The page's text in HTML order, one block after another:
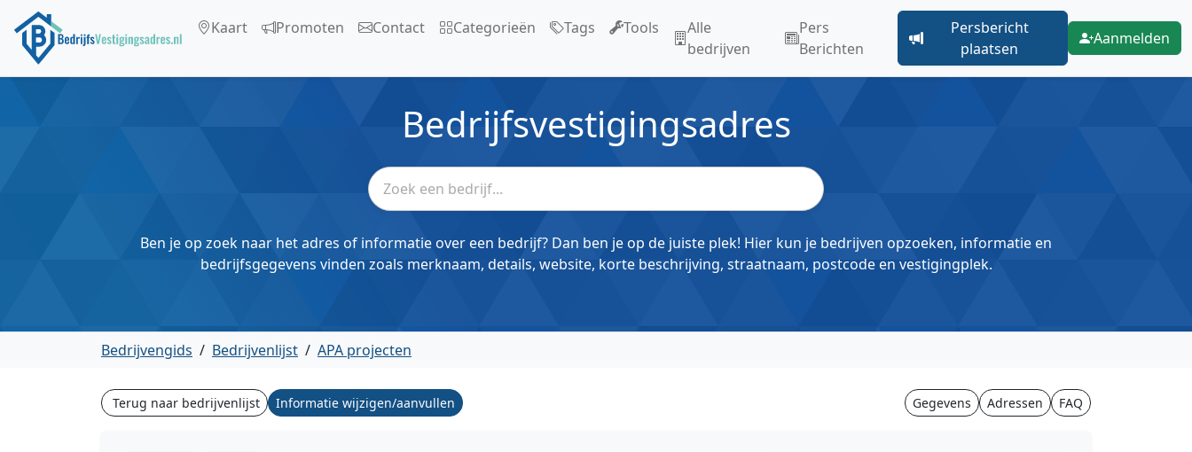
Kaart Promoten Contact Categorieën Tags Tools
Alle
bedrijven
Pers
Berichten
Persbericht
plaatsen
Aanmelden
Bedrijfsvestigingsadres
Ben je op zoek naar het adres of informatie over een bedrijf? Dan ben je op de juiste plek! Hier kun je bedrijven opzoeken, informatie en
bedrijfsgegevens vinden zoals merknaam, details, website, korte beschrijving, straatnaam, postcode en vestigingplek.
Bedrijvengids / Bedrijvenlijst / APA projecten
Terug naar bedrijvenlijst Informatie wijzigen/aanvullen Gegevens Adressen FAQ